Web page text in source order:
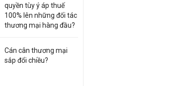
quyền tùy ý áp thuế
100% lên những đối tác
thương mại hàng đầu?
Cán cân thương mại
sắp đổi chiều?